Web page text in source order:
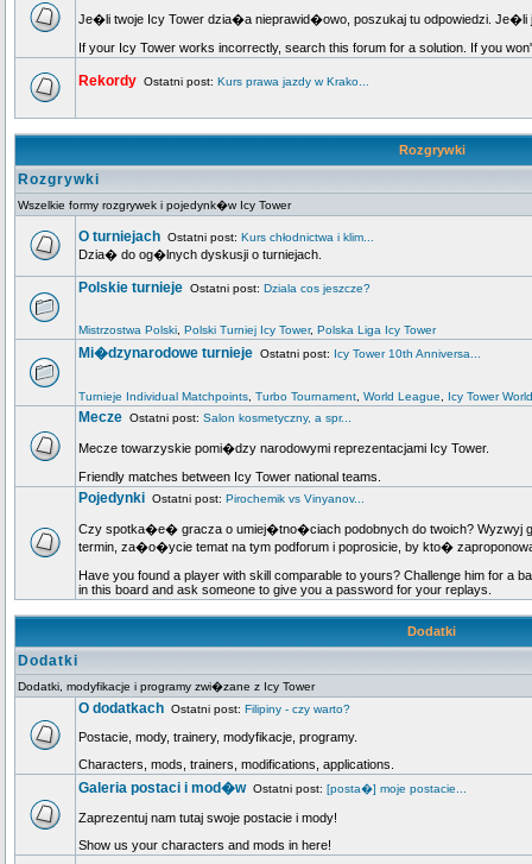
Je�li twoje Icy Tower dzia�a nieprawid�owo, poszukaj tu odpowiedzi.
If your Icy Tower works incorrectly, search this forum for a solution. If you
Rekordy Ostatni post: Kurs prawa jazdy w Krako...
Rozgrywki
Rozgrywki
Wszelkie formy rozgrywek i pojedynk�w Icy Tower
O turniejach Ostatni post: Kurs chłodnictwa i klim...
Dzia� do og�lnych dyskusji o turniejach.
Polskie turnieje Ostatni post: Dziala cos jeszcze?
Mistrzostwa Polski Polski Turniej Icy Tower, Polska Liga Icy Tower
Mi�dzynarodowe turnieje Ostatni post: Icy Tower 10th Anniversa...
Turnieje Individual Matchpoints Turbo Tournament World League Icy Tower
Mecze Ostatni post: Salon kosmetyczny, a spr...
Mecze towarzyskie pomi�dzy narodowymi reprezentacjami Icy Tower.
Friendly matches between Icy Tower national teams.
Pojedynki Ostatni post: Pirochemik vs Vinyanov...
Czy spotka�e� gracza o umiej�tno�ciach podobnych do twoich? Wyzwyj
termin, za�o�ycie temat na tym podforum i poprosicie, by kto�
Have you found a player with skill comparable to yours? Challenge him for a
in this board and ask someone to give you a password for your replays.
Dodatki
Dodatki
Dodatki, modyfikacje i programy zwi�zane z Icy Tower
O dodatkach Ostatni post: Filipiny - czy warto?
Postacie, mody, trainery, modyfikacje, programy.
Characters, mods, trainers, modifications, applications.
Galeria postaci i mod�wOstatni post: [posta�] moje postacie...
Zaprezentuj nam tutaj swoje postacie i mody!
Show us your characters and mods in here!